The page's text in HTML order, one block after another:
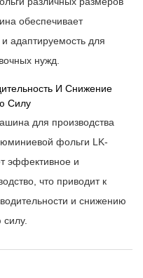
обеспечивает
адаптируемость для
нужд.
И Снижение
Силу
для производства
фольги LK-
эффективное и
что приводит к
и снижению